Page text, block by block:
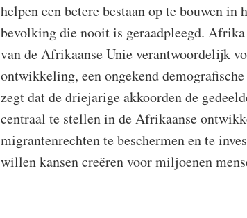
helpen een betere bestaan op te bouwen
bevolking die nooit is geraadpleegd.
van de Afrikaanse Unie verantwoordelijk
ontwikkeling, een ongekend
zegt dat de driejarige akkoorden de
centraal te stellen in de Afrikaanse
migrantenrechten te beschermen en te
willen kansen creëren voor miljoenen